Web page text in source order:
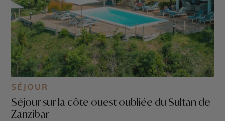
SÉJOUR
Séjour sur la côte ouest oubliée du Sultan de
Zanzibar